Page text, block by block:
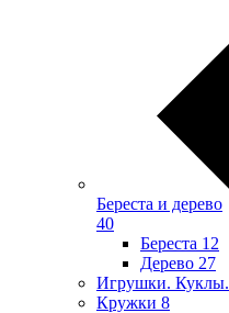
Береста и дерево
40
Береста 12
Дерево 27
Игрушки. Куклы.
Кружки 8